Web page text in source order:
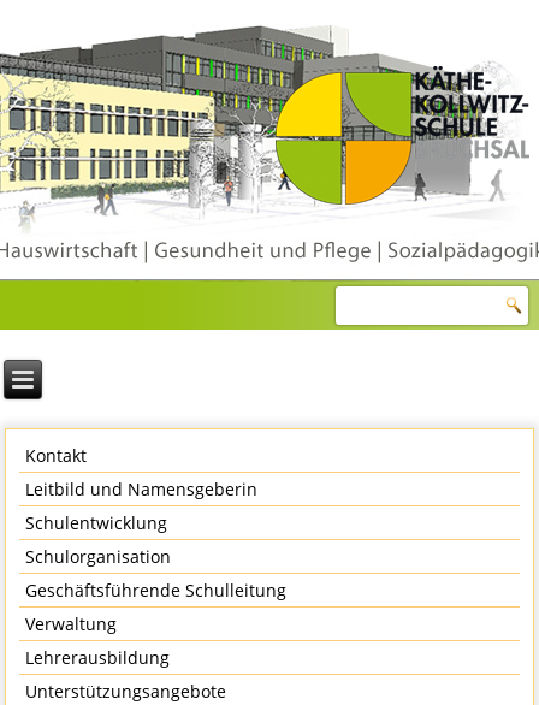
Kontakt
Leitbild und Namensgeberin
Schulentwicklung
Schulorganisation
Geschäftsführende Schulleitung
Verwaltung
Lehrerausbildung
Unterstützungsangebote